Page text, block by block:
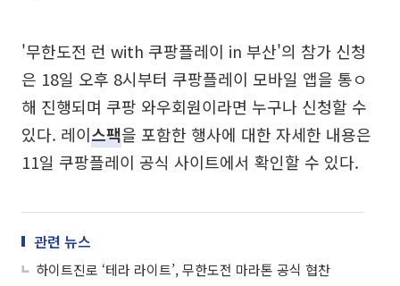
'무한도전 런 with 쿠팡플레이 in 부산'의 참가 신청
은 18일 오후 8시부터 쿠팡플레이 모바일 앱을 통ㅇ
해 진행되며 쿠팡 와우회원이라면 누구나 신청할 수
있다. 레이스팩을 포함한 행사에 대한 자세한 내용은
11일 쿠팡플레이 공식 사이트에서 확인할 수 있다.
관련 뉴스
하이트진로 ‘테라 라이트’, 무한도전 마라톤 공식 협찬